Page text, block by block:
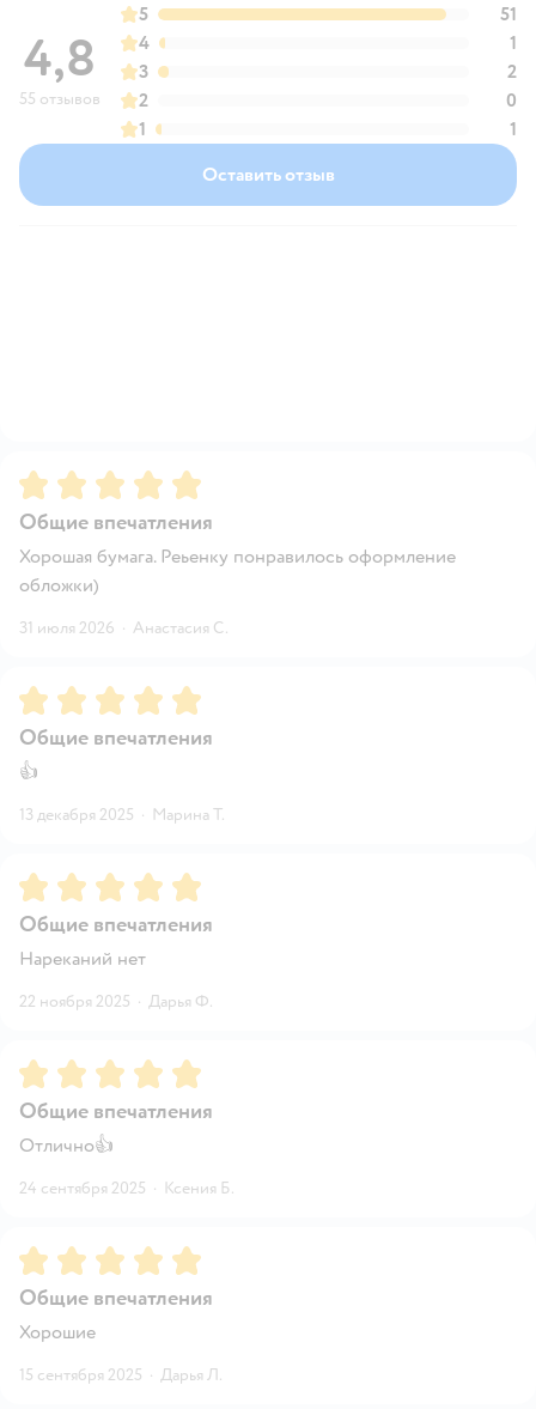
4,8
55 отзывов
5
51
4
1
3
2
2
0
1
1
Оставить отзыв
Рейтинг:5
Общие впечатления
Хорошая бумага. Реьенку понравилось оформление
обложки)
31 июля 2026 · Анастасия С.
Рейтинг:5
Общие впечатления
👍
13 декабря 2025 · Марина Т.
Рейтинг:5
Общие впечатления
Нареканий нет
22 ноября 2025 · Дарья Ф.
Рейтинг:5
Общие впечатления
Отлично👍
24 сентября 2025 · Ксения Б.
Рейтинг:5
Общие впечатления
Хорошие
15 сентября 2025 · Дарья Л.